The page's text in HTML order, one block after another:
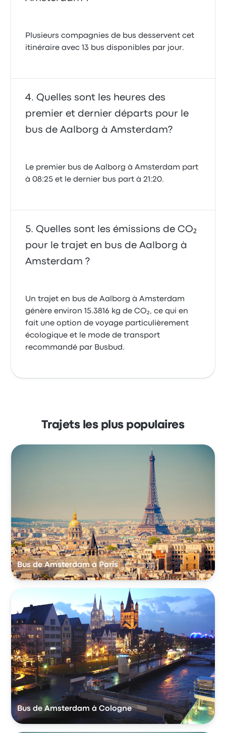
Plusieurs compagnies de bus desservent cet
itinéraire avec 13 bus disponibles par jour.
Quelles sont les heures des
premier et dernier départs pour le
bus de Aalborg à Amsterdam?
Le premier bus de Aalborg à Amsterdam part
à 08:25 et le dernier bus part à 21:20.
Quelles sont les émissions de CO₂
pour le trajet en bus de Aalborg à
Amsterdam ?
Un trajet en bus de Aalborg à Amsterdam
génère environ 15.3816 kg de CO₂, ce qui en
fait une option de voyage particulièrement
écologique et le mode de transport
recommandé par Busbud.
Trajets les plus populaires
Bus de Amsterdam à Paris
Bus de Amsterdam à Cologne